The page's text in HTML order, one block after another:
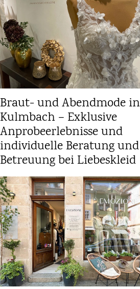
Braut- und Abendmode in
Kulmbach – Exklusive
Anprobeerlebnisse und
individuelle Beratung und
Betreuung bei Liebeskleid